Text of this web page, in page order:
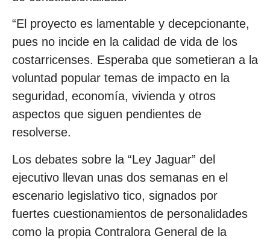
“El proyecto es lamentable y decepcionante,
pues no incide en la calidad de vida de los
costarricenses. Esperaba que sometieran a la
voluntad popular temas de impacto en la
seguridad, economía, vivienda y otros
aspectos que siguen pendientes de
resolverse.
Los debates sobre la “Ley Jaguar” del
ejecutivo llevan unas dos semanas en el
escenario legislativo tico, signados por
fuertes cuestionamientos de personalidades
como la propia Contralora General de la